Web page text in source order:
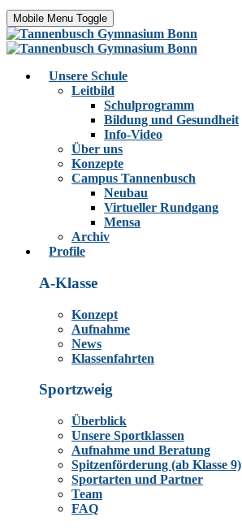
Mobile Menu Toggle
Unsere Schule
Leitbild
Schulprogramm
Bildung und Gesundheit
Info-Video
Über uns
Konzepte
Campus Tannenbusch
Neubau
Virtueller Rundgang
Mensa
Archiv
Profile
A-Klasse
Konzept
Aufnahme
News
Klassenfahrten
Sportzweig
Überblick
Unsere Sportklassen
Aufnahme und Beratung
Spitzenförderung (ab Klasse 9)
Sportarten und Partner
Team
FAQ